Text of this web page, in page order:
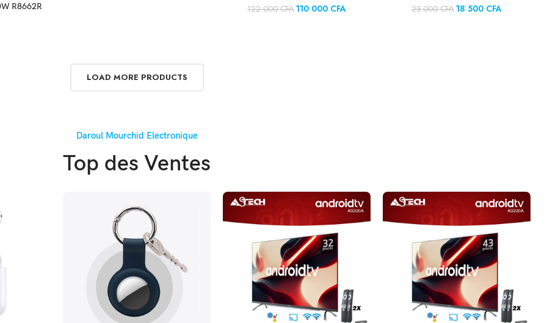
R8662R 122 000CFA 110 000 CFA 25 000CFA 18 500 CFA
LOAD MORE PRODUCTS
Daroul Mourchid Electronique
Top des Ventes